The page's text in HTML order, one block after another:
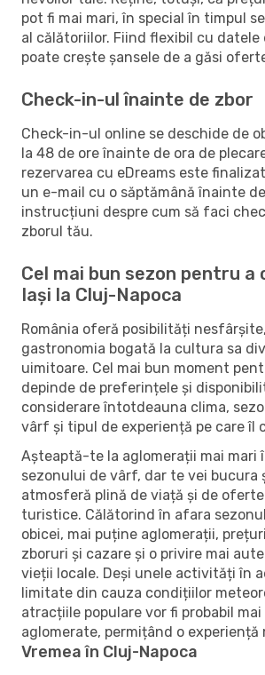
pot fi mai mari, în special în timpul
al călătoriilor. Fiind flexibil cu datele
poate crește șansele de a găsi
Check-in-ul înainte de zbor
Check-in-ul online se deschide de
la 48 de ore înainte de ora de
rezervarea cu eDreams este
un e-mail cu o săptămână înainte
instrucțiuni despre cum să faci
zborul tău.
Cel mai bun sezon pentru a
Iași la Cluj-Napoca
România oferă posibilități
gastronomia bogată la cultura sa
uimitoare. Cel mai bun moment
depinde de preferințele și
considerare întotdeauna clima,
vârf și tipul de experiență pe care îl
Așteaptă-te la aglomerații mai mari
sezonului de vârf, dar te vei bucura
atmosferă plină de viață și de
turistice. Călătorind în afara
obicei, mai puține aglomerații,
zboruri și cazare și o privire mai
vieții locale. Deși unele activități în
limitate din cauza condițiilor
atracțiile populare vor fi probabil
aglomerate, permițând o experiență
Vremea în Cluj-Napoca